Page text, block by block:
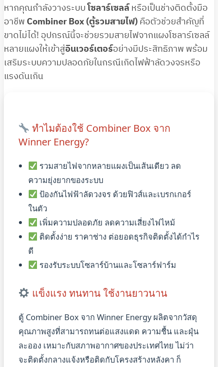
หากคุณกำลังวางระบบโซลาร์เซลล์หรือเป็นช่างติดตั้งมือ
อาชีพ Combiner Box (ตู้รวมสายไฟ)คือตัวช่วยสำคัญที่
ขาดไม่ได้! อุปกรณ์นี้จะช่วยรวมสายไฟจากแผงโซลาร์เซลล์
หลายแผงให้เข้าสู่อินเวอร์เตอร์อย่างมีประสิทธิภาพ พร้อม
เสริมระบบความปลอดภัยในกรณีเกิดไฟฟ้าลัดวงจรหรือ
แรงดันเกิน
ทำไมต้องใช้ Combiner Box จาก
Winner Energy?
รวมสายไฟจากหลายแผงเป็นเส้นเดียว ลด
ความยุ่งยากของระบบ
ป้องกันไฟฟ้าลัดวงจร ด้วยฟิวส์และเบรกเกอร์
ในตัว
เพิ่มความปลอดภัย ลดความเสี่ยงไฟไหม้
ติดตั้งง่าย ราคาช่าง ต่อยอดธุรกิจติดตั้งได้กำไร
ดี
รองรับระบบโซลาร์บ้านและโซลาร์ฟาร์ม
แข็งแรง ทนทาน ใช้งานยาวนาน
ตู้ Combiner Box จาก Winner Energy ผลิตจากวัสดุ
คุณภาพสูงที่สามารถทนต่อแสงแดด ความชื้น และฝุ่น
ละออง เหมาะกับสภาพอากาศของประเทศไทย ไม่ว่า
จะติดตั้งกลางแจ้งหรือติดกับโครงสร้างหลังคา ก็